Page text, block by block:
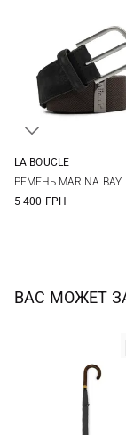
LA BOUCLE
РЕМЕНЬ MARINA BAY
5 400 ГРН
ВАС МОЖЕТ